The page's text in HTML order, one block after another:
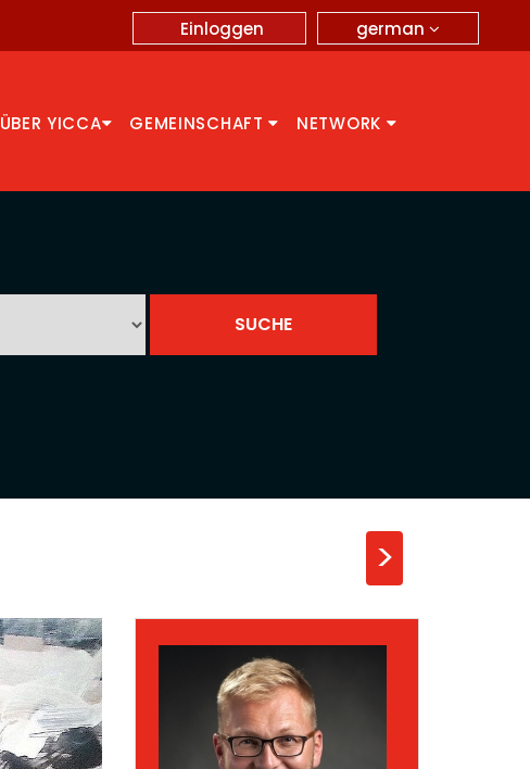
german
Einloggen
ÜBER YICCA GEMEINSCHAFT NETWORK
>